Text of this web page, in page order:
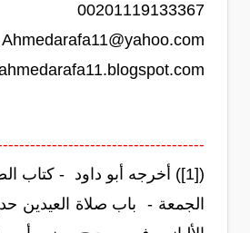
00201119133367
Ahmedarafa11@yahoo.com
([1]) أخرجه أبو داود - كتاب